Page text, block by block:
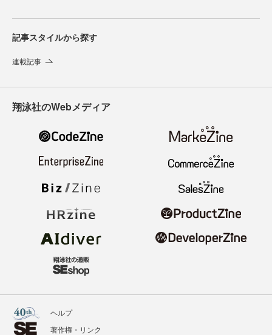
記事スタイルから探す
連載記事
翔泳社のWebメディア
ヘルプ
著作権・リンク